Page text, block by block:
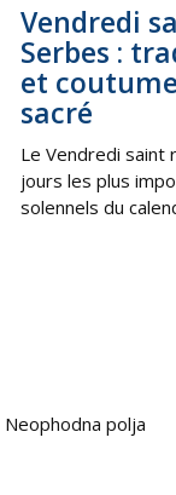
Vendredi
Serbes :
et
sacré
Le Vendredi saint
jours les plus
solennels du
Neophodna polja